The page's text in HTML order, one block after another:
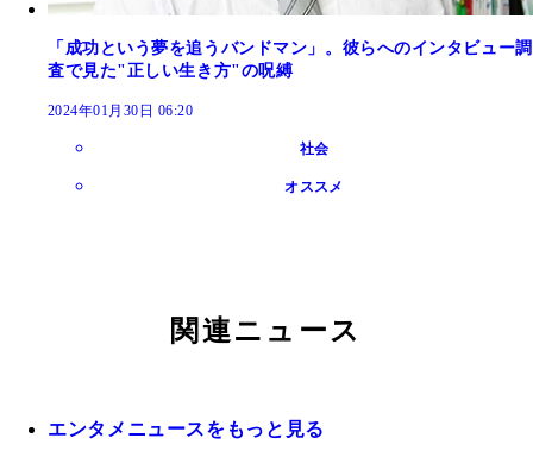
「成功という夢を追うバンドマン」。彼らへのインタビュー調
査で見た"正しい生き方"の呪縛
2024年01月30日 06:20
社会
オススメ
関連ニュース
エンタメニュースをもっと見る